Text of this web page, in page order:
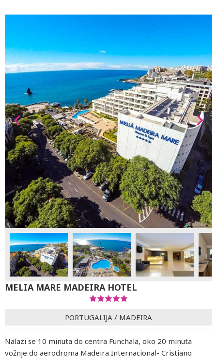
MELIA MARE MADEIRA HOTEL
PORTUGALIJA / MADEIRA
Nalazi se 10 minuta do centra Funchala, oko 20 minuta
vožnje do aerodroma Madeira Internacional- Cristiano